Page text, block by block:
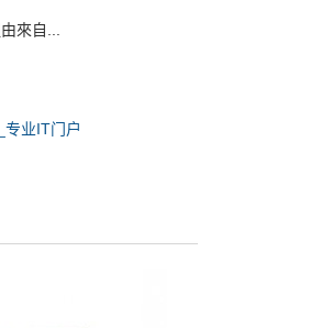
來自...
专业IT门户